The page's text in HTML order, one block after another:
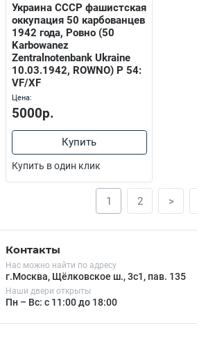
Украина СССР фашистская
оккупация 50 карбованцев
1942 года, Ровно (50
Karbowanez
Zentralnotenbank Ukraine
10.03.1942, ROWNO) P 54:
VF/XF
Цена:
5000р.
Купить
Купить в один клик
1 2 >
Контакты
Нас можно найти по адресу
г.Москва, Щёлковское ш., 3с1, пав. 135
Наши двери открыты
Пн – Вс: с 11:00 до 18:00